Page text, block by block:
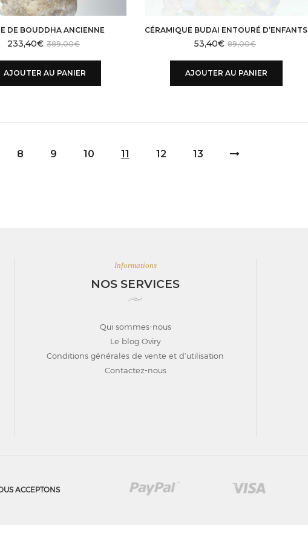
DE BOUDDHA ANCIENNE
389,00€
233,40€
AJOUTER AU PANIER
CÉRAMIQUE BUDAI ENTOURÉ D’ENFANTS
89,00€
53,40€
AJOUTER AU PANIER
8 9 10 11 12 13
Informations
NOS SERVICES
Qui sommes-nous
Le blog Oviry
Conditions générales de vente et d’utilisation
Contactez-nous
ACCEPTONS